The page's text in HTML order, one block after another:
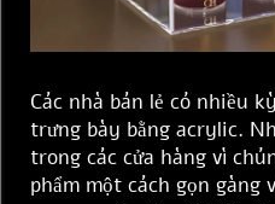
Các nhà bán lẻ có nhiều
trưng bày bằng acrylic.
trong các cửa hàng vì
phẩm một cách gọn gàng